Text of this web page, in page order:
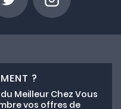
?
Meilleur Chez Vous
vos offres de